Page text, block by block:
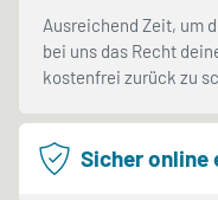
Ausreichend Zeit, um
bei uns das Recht
kostenfrei zurück zu
Sicher online